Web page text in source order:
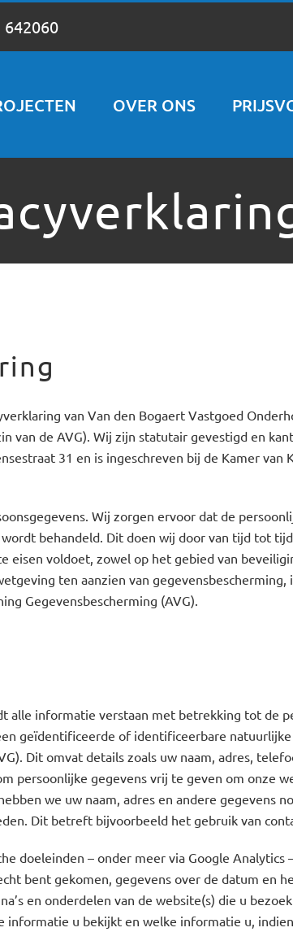
642060
OVER ONS
van Van den Bogaert Vastgoed
van de AVG). Wij zijn statutair gevestigd en
31 en is ingeschreven bij de Kamer van
Wij zorgen ervoor dat de
behandeld. Dit doen wij door van tijd tot
eisen voldoet, zowel op het gebied van
ten aanzien van
Gegevensbescherming (AVG).
alle informatie verstaan met betrekking tot de
geïdentificeerde of identificeerbare
Dit omvat details zoals uw naam, adres,
persoonlijke gegevens vrij te geven om onze
we uw naam, adres en andere gegevens
Dit betreft bijvoorbeeld het gebruik van
doeleinden – onder meer via Google Analytics
bent gekomen, gegevens over de datum en
en onderdelen van de website(s) die u
informatie u bekijkt en welke informatie u, indien